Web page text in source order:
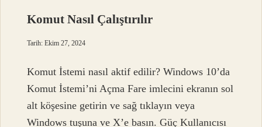
Komut Nasıl Çalıştırılır
Tarih: Ekim 27, 2024
Komut İstemi nasıl aktif edilir? Windows 10’da
Komut İstemi’ni Açma Fare imlecini ekranın sol
alt köşesine getirin ve sağ tıklayın veya
Windows tuşuna ve X’e basın. Güç Kullanıcısı